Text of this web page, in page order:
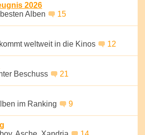
2026
Alben
15
weltweit in die Kinos
12
Beschuss
21
im Ranking
9